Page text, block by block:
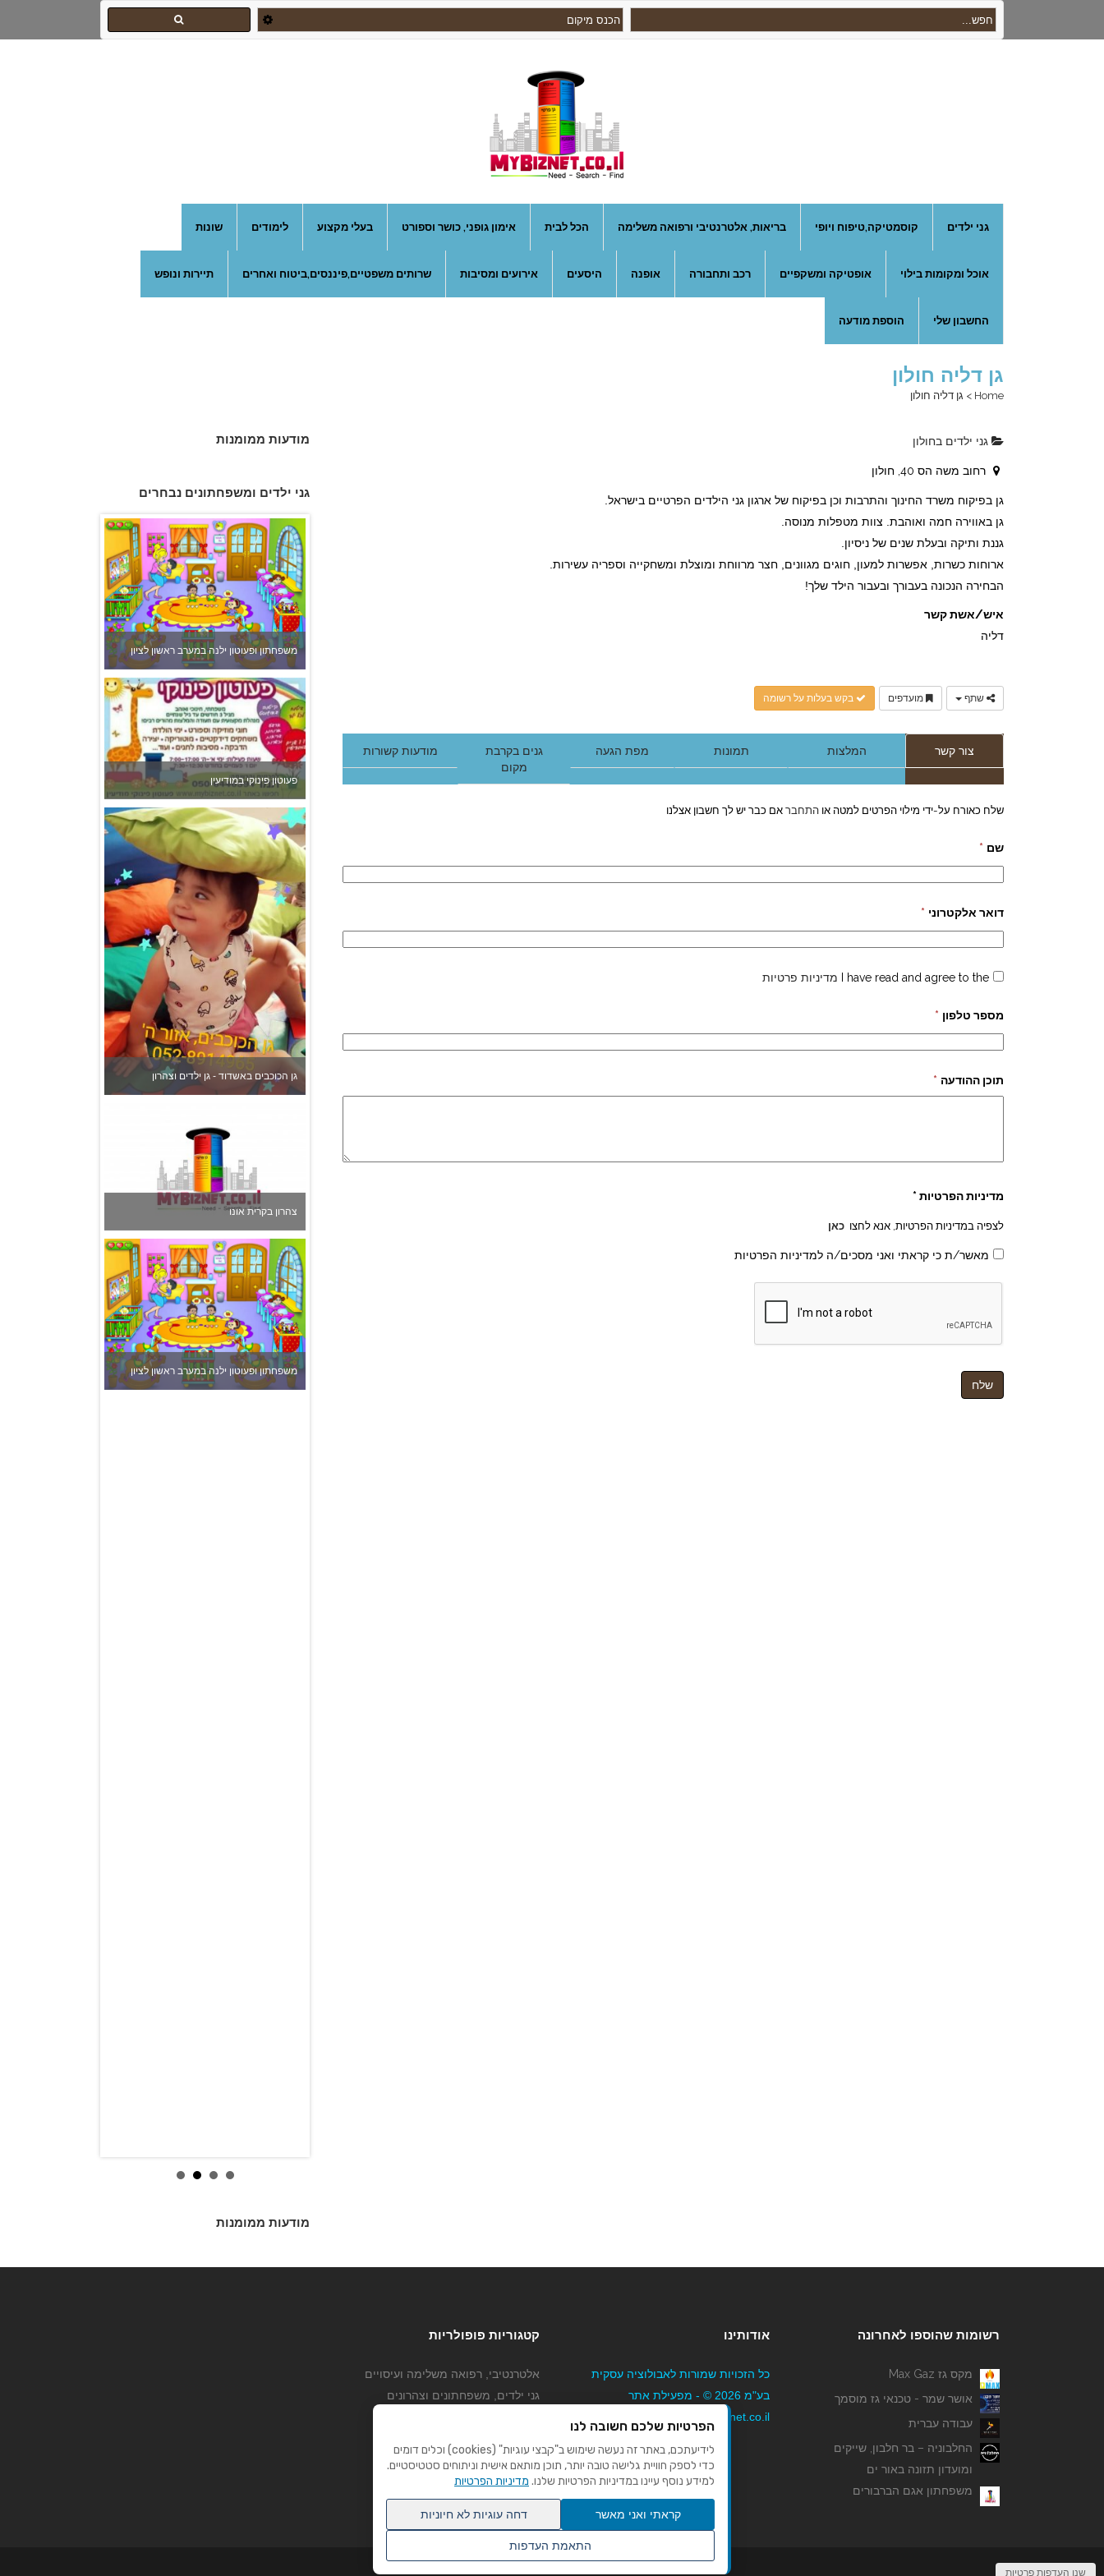
גני ילדים קוסמטיקה,טיפוח ויופי בריאות, אלטרנטיבי ורפואה משלימה הכל לבית אימון גופני, כושר וספורט בעלי מקצוע לימודים שונות
אוכל ומקומות בילוי אופטיקה ומשקפיים רכב ותחבורה אופנה היסעים אירועים ומסיבות שרותים משפטיים,פיננסים,ביטוח ואחרים תיירות ונופש
החשבון שלי הוספת מודעה
גן דליה חולון
Home
> גן דליה חולון
גני ילדים בחולון
רחוב משה הס 40, חולון
גן בפיקוח משרד החינוך והתרבות וכן בפיקוח של ארגון גני הילדים הפרטיים בישראל.
גן באווירה חמה ואוהבת. צוות מטפלות מנוסה.
גננת ותיקה ובעלת שנים של ניסיון.
ארוחות כשרות, אפשרות למעון, חוגים מגוונים, חצר מרווחת ומוצלת ומשחקייה וספריה עשירות.
הבחירה הנכונה בעבורך ובעבור הילד שלך!
איש/אשת קשר
דליה
שתף מועדפים בקש בעלות על רשומה
צור קשר המלצות תמונות מפת הגעה
גנים בקרבת
מקום
מודעות קשורות
שלח כאורח על-ידי מילוי הפרטים למטה או התחבראם כבר יש לך חשבון אצלנו
שם *
דואר אלקטרוני *
I have read and agree to the מדיניות פרטיות
מספר טלפון *
תוכן ההודעה *
מדיניות הפרטיות *
לצפיה במדיניות הפרטיות, אנא לחצו כאן
מאשר/ת כי קראתי ואני מסכים/ה למדיניות הפרטיות
מודעות ממומנות
גני ילדים ומשפחתונים נבחרים
משפחתון ופעוטון ילנה במערב ראשון לציון
פעוטון פינוקי במודיעין
גן הכוכבים באשדוד - גן ילדים וצהרון
צהרון בקרית אונו
משפחתון ופעוטון ילנה במערב ראשון לציון
מודעות ממומנות
רשומות שהוספו לאחרונה
מקס גז Max Gaz
אושר שמר - טכנאי גז מוסמך
עבודה עברית
החלבוניה – בר חלבון, שייקים
ומועדון תזונה באור ים
משפחתון אגם הברבורים
אודותינו
כל הזכויות שמורות לאבולוציה עסקית
בע"מ 2026 © - מפעילת אתר
Mybiznet.co.il
קטגוריות פופולריות
אלטרנטיבי, רפואה משלימה ועיסויים
גני ילדים, משפחתונים וצהרונים
הפרטיות שלכם חשובה לנו
לידיעתכם, באתר זה נעשה שימוש ב"קבצי עוגיות" (cookies) וכלים דומים
כדי לספק חוויית גלישה טובה יותר, תוכן מותאם אישית וניתוחים סטטיסטיים.
למידע נוסף עיינו במדיניות הפרטיות שלנו. מדיניות הפרטיות
קראתי ואני מאשר דחה עוגיות לא חיוניות
התאמת העדפות
שנו העדפות פרטיות